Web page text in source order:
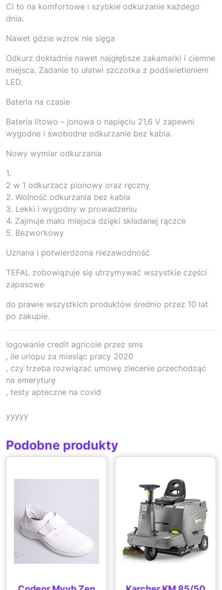
Ci to na komfortowe i szybkie odkurzanie każdego
dnia.
Nawet gdzie wzrok nie sięga
Odkurz dokładnie nawet najgłębsze zakamarki i ciemne
miejsca. Zadanie to ułatwi szczotka z podświetleniem
LED.
Bateria na czasie
Bateria litowo – jonowa o napięciu 21,6 V zapewni
wygodne i swobodne odkurzanie bez kabla.
Nowy wymiar odkurzania
1.
2 w 1 odkurzacz pionowy oraz ręczny
2. Wolność odkurzania bez kabla
3. Lekki i wygodny w prowadzeniu
4. Zajmuje mało miejsca dzięki składanej rączce
5. Bezworkowy
Uznana i potwierdzona niezawodność
TEFAL zobowiązuje się utrzymywać wszystkie części
zapasowe
do prawie wszystkich produktów średnio przez 10 lat
po zakupie.
logowanie credit agricole przez sms
, ile urlopu za miesiąc pracy 2020
, czy trzeba rozwiązać umowę zlecenie przechodząc
na emeryturę
, testy apteczne na covid
yyyyy
Podobne produkty